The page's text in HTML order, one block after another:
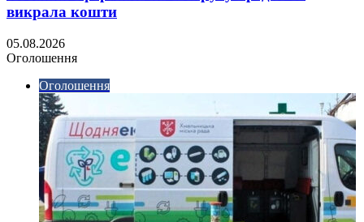
викрала кошти
05.08.2026
Оголошення
Оголошення